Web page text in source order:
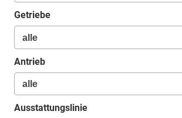
Getriebe
Antrieb
Ausstattungslinie